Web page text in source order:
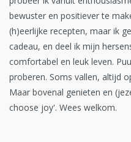
bewuster en positiever te
(h)eerlijke recepten, maar ik
cadeau, en deel ik mijn
comfortabel en leuk leven.
proberen. Soms vallen, altijd
Maar bovenal genieten en
choose joy'. Wees welkom.